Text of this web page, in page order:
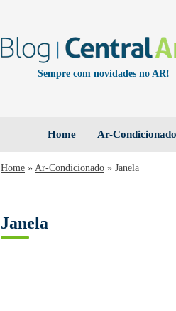
Sempre com novidades no AR!
Home Ar-Condicionado
Home » Ar-Condicionado » Janela
Janela